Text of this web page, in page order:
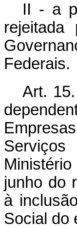
II - a
Federais.
Art.
junho do
à
Social do